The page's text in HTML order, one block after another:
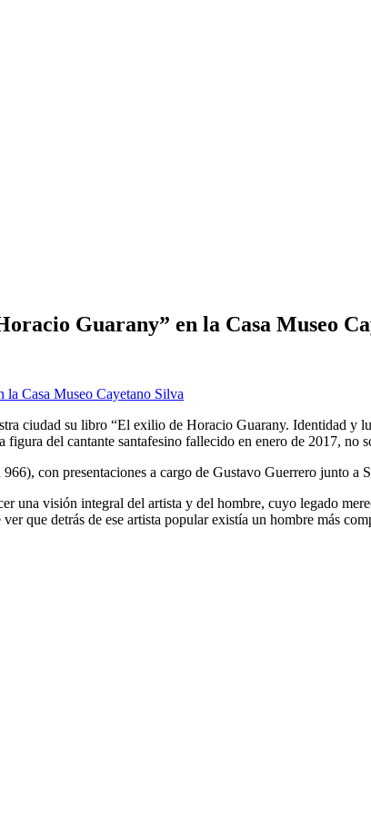
Guarany” en la Casa Museo
ciudad su libro “El exilio de Horacio Guarany. Identidad y
del cantante santafesino fallecido en enero de 2017, no
con presentaciones a cargo de Gustavo Guerrero junto a
una visión integral del artista y del hombre, cuyo legado
que detrás de ese artista popular existía un hombre más